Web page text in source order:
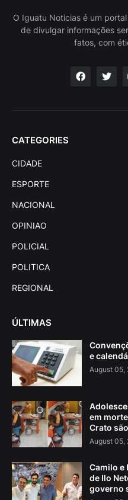
O Iguatu Noticias é um
de divulgar informações
fatos, com
CATEGORIES
CIDADE
ESPORTE
NACIONAL
OPINIAO
POLICIAL
POLITICA
REGIONAL
ÚLTIMAS
e
August 05,
em
Crato
August 05,
Camilo e
de Ilo
governo